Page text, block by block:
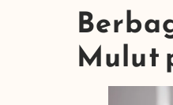
Mulut